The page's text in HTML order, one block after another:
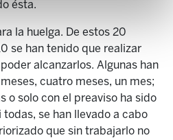
ésta.
la huelga. De estos 20
se han tenido que realizar
alcanzarlos. Algunas han
cuatro meses, un mes;
o solo con el preaviso ha sido
se han llevado a cabo
que sin trabajarlo no